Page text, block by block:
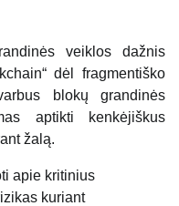
veiklos dažnis
dėl fragmentiško
blokų grandinės
aptikti kenkėjiškus
žalą.
apie kritinius
kuriant